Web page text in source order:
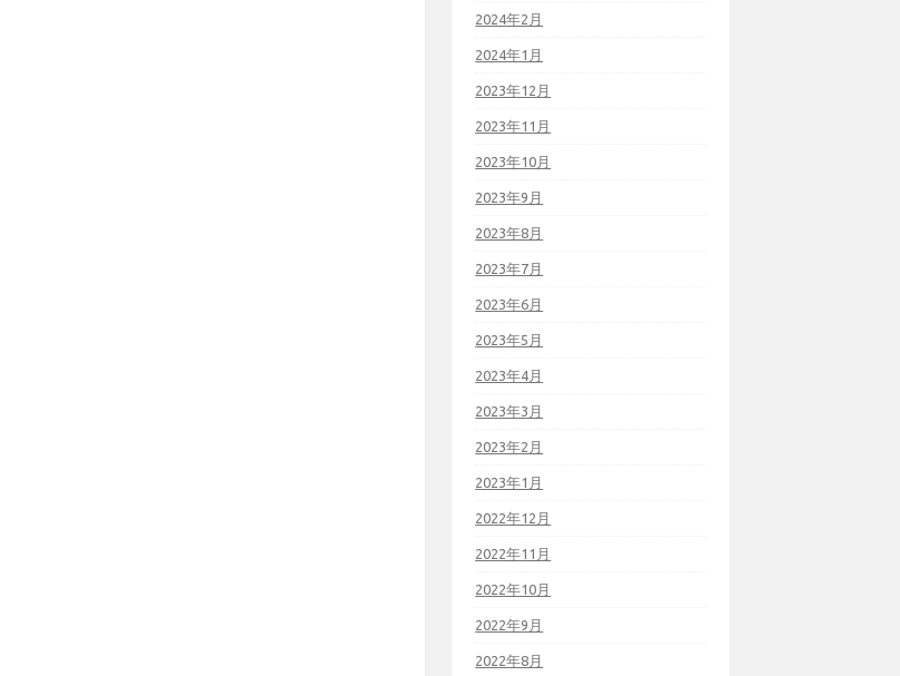
2024年2月
2024年1月
2023年12月
2023年11月
2023年10月
2023年9月
2023年8月
2023年7月
2023年6月
2023年5月
2023年4月
2023年3月
2023年2月
2023年1月
2022年12月
2022年11月
2022年10月
2022年9月
2022年8月